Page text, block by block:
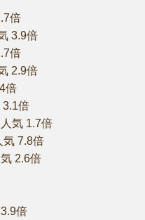
倍
3.9倍
倍
2.9倍
倍
倍
気 1.7倍
7.8倍
2.6倍
倍